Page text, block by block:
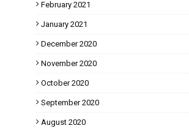
February 2021
January 2021
December 2020
November 2020
October 2020
September 2020
August 2020